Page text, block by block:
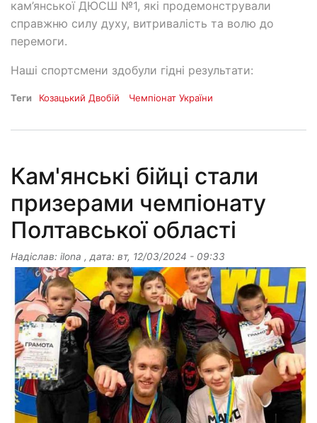
кам’янської ДЮСШ №1, які продемонстрували
справжню силу духу, витривалість та волю до
перемоги.
Наші спортсмени здобули гідні результати:
Теги Козацький Двобій Чемпіонат України
Кам'янські бійці стали
призерами чемпіонату
Полтавської області
Надіслав: ilona , дата: вт, 12/03/2024 - 09:33